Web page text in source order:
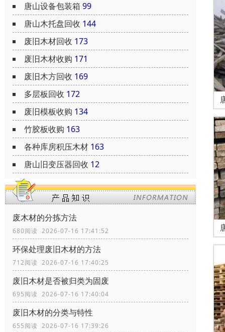
唐山设备包装箱 99
唐山木托盘回收 144
废旧木材回收 173
废旧木材收购 171
废旧木方回收 169
多层板回收 172
废旧模板收购 134
竹胶板收购 163
各种库房积压木材 163
唐山旧变压器回收 12
废木材的分拣方法
680阅读 2026-07-16 17:41:52
环保处理废旧木材的方法
712阅读 2026-07-16 17:40:25
废旧木材是否被归类为固废
695阅读 2026-07-16 17:40:04
废旧木材的分类与特性
655阅读 2026-07-16 17:39:26